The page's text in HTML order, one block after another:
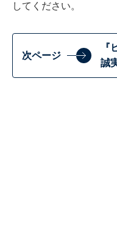
してください。
次ページ
『
誠